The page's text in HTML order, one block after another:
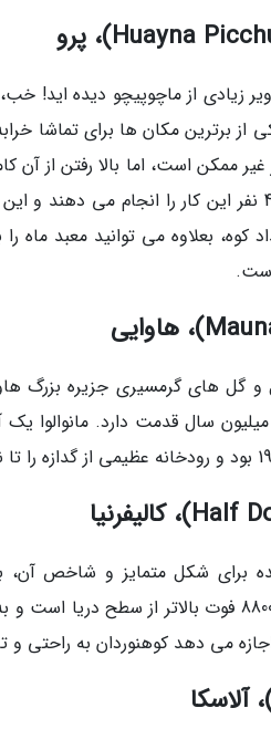
زیادی از ماچوپیچو دیده اید!
یکی از برترین مکان ها برای
ممکن است، اما بالا رفتن از
است) و روزانه تا 400 نفر این کار را
کوه، بعلاوه می توانید معبد ماه
و گل های گرمسیری جزیره بزرگ
برای شکل متمایز و شاخص
به راحتی و تا 400 فوت بدون تجهیزات کوهنوردی به قله